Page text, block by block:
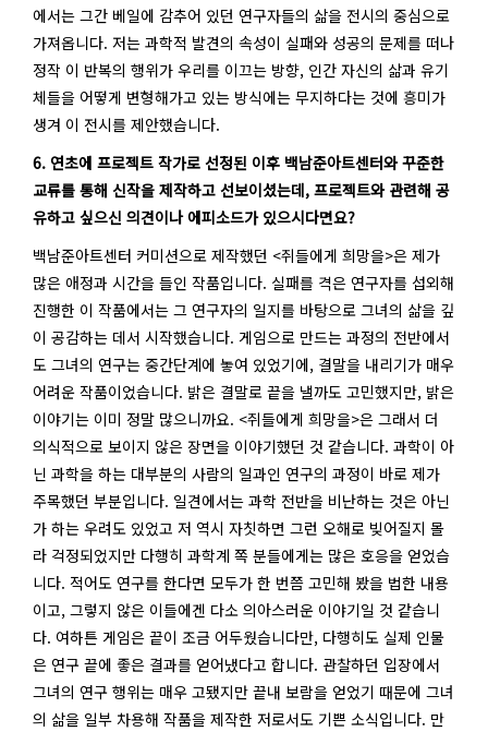
에서는 그간 베일에 감추어 있던 연구자들의 삶을 전시의 중심으로
가져옵니다. 저는 과학적 발견의 속성이 실패와 성공의 문제를 떠나
정작 이 반복의 행위가 우리를 이끄는 방향, 인간 자신의 삶과 유기
체들을 어떻게 변형해가고 있는 방식에는 무지하다는 것에 흥미가
생겨 이 전시를 제안했습니다.
6. 연초에 프로젝트 작가로 선정된 이후 백남준아트센터와 꾸준한
교류를 통해 신작을 제작하고 선보이셨는데, 프로젝트와 관련해 공
유하고 싶으신 의견이나 에피소드가 있으시다면요?
백남준아트센터 커미션으로 제작했던 <쥐들에게 희망을>은 제가
많은 애정과 시간을 들인 작품입니다. 실패를 격은 연구자를 섭외해
진행한 이 작품에서는 그 연구자의 일지를 바탕으로 그녀의 삶을 깊
이 공감하는 데서 시작했습니다. 게임으로 만드는 과정의 전반에서
도 그녀의 연구는 중간단계에 놓여 있었기에, 결말을 내리기가 매우
어려운 작품이었습니다. 밝은 결말로 끝을 낼까도 고민했지만, 밝은
이야기는 이미 정말 많으니까요. <쥐들에게 희망을>은 그래서 더
의식적으로 보이지 않은 장면을 이야기했던 것 같습니다. 과학이 아
닌 과학을 하는 대부분의 사람의 일과인 연구의 과정이 바로 제가
주목했던 부분입니다. 일견에서는 과학 전반을 비난하는 것은 아닌
가 하는 우려도 있었고 저 역시 자칫하면 그런 오해로 빚어질지 몰
라 걱정되었지만 다행히 과학계 쪽 분들에게는 많은 호응을 얻었습
니다. 적어도 연구를 한다면 모두가 한 번쯤 고민해 봤을 법한 내용
이고, 그렇지 않은 이들에겐 다소 의아스러운 이야기일 것 같습니
다. 여하튼 게임은 끝이 조금 어두웠습니다만, 다행히도 실제 인물
은 연구 끝에 좋은 결과를 얻어냈다고 합니다. 관찰하던 입장에서
그녀의 연구 행위는 매우 고됐지만 끝내 보람을 얻었기 때문에 그녀
의 삶을 일부 차용해 작품을 제작한 저로서도 기쁜 소식입니다. 만